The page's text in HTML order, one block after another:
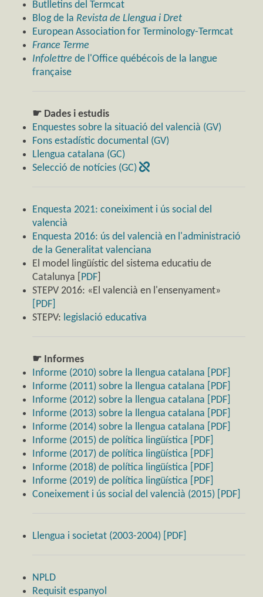
Butlletins del Termcat
Blog de la Revista de Llengua i Dret
European Association for Terminology-Termcat
France Terme
Infolettre de l'Office québécois de la langue
française
☛ Dades i estudis
Enquestes sobre la situació del valencià (GV)
Fons estadístic documental (GV)
Llengua catalana (GC)
Selecció de notícies (GC)
Enquesta 2021: coneiximent i ús social del
valencià
Enquesta 2016: ús del valencià en l'administració
de la Generalitat valenciana
El model lingüístic del sistema educatiu de
Catalunya [ PDF
STEPV 2016: «El valencià en l'ensenyament»
[PDF]
STEPV: legislació educativa
☛ Informes
Informe (2010) sobre la llengua catalana [PDF]
Informe (2011) sobre la llengua catalana [PDF]
Informe (2012) sobre la llengua catalana [PDF]
Informe (2013) sobre la llengua catalana [PDF]
Informe (2014) sobre la llengua catalana [PDF]
Informe (2015) de política lingüística [PDF]
Informe (2017) de política lingüística [PDF]
Informe (2018) de política lingüística [PDF]
Informe (2019) de política lingüística [PDF]
Coneixement i ús social del valencià (2015) [PDF]
Llengua i societat (2003-2004) [PDF]
NPLD
Requisit espanyol